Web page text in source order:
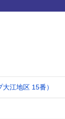
大江地区 15番）